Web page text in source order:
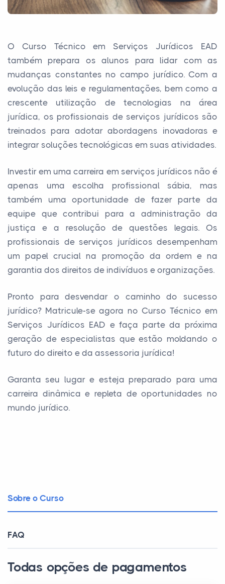
O Curso Técnico em Serviços Jurídicos EAD
também prepara os alunos para lidar com as
mudanças constantes no campo jurídico. Com a
evolução das leis e regulamentações, bem como a
crescente utilização de tecnologias na área
jurídica, os profissionais de serviços jurídicos são
treinados para adotar abordagens inovadoras e
integrar soluções tecnológicas em suas atividades.
Investir em uma carreira em serviços jurídicos não é
apenas uma escolha profissional sábia, mas
também uma oportunidade de fazer parte da
equipe que contribui para a administração da
justiça e a resolução de questões legais. Os
profissionais de serviços jurídicos desempenham
um papel crucial na promoção da ordem e na
garantia dos direitos de indivíduos e organizações.
Pronto para desvendar o caminho do sucesso
jurídico? Matricule-se agora no Curso Técnico em
Serviços Jurídicos EAD e faça parte da próxima
geração de especialistas que estão moldando o
futuro do direito e da assessoria jurídica!
Garanta seu lugar e esteja preparado para uma
carreira dinâmica e repleta de oportunidades no
mundo jurídico.
Sobre o Curso
FAQ
Todas opções de pagamentos